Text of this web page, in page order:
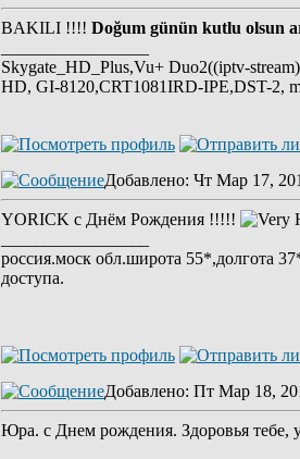
BAKILI !!!! Doğum günün kutlu olsun
Skygate_HD_Plus,Vu+ Duo2((iptv-
HD, GI-8120,CRT1081IRD-IPE,DST-2,
Добавлено: Чт Мар 17,
YORICK с Днём Рождения !!!!!
россия.моск обл.широта 55*,долгота
доступа.
Добавлено: Пт Мар 18,
Юра. с Днем рождения. Здоровья тебе,